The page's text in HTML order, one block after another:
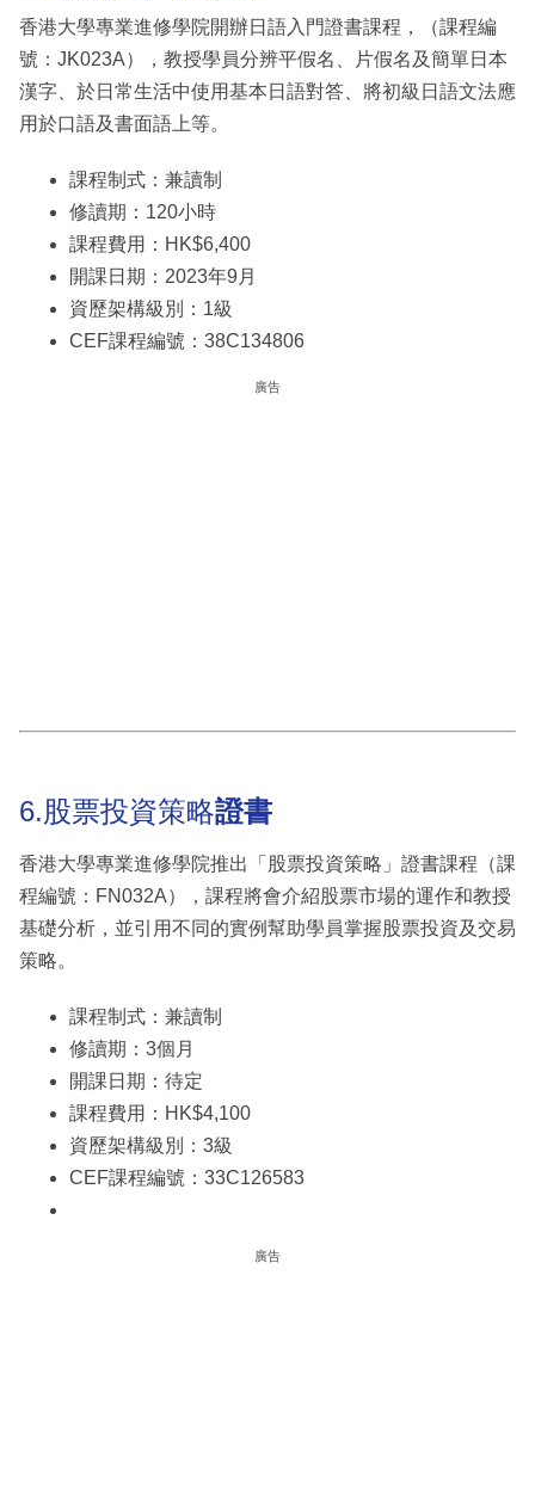
香港大學專業進修學院開辦日語入門證書課程，（課程編
號：JK023A），教授學員分辨平假名、片假名及簡單日本
漢字、於日常生活中使用基本日語對答、將初級日語文法應
用於口語及書面語上等。
課程制式：兼讀制
修讀期：120小時
課程費用：HK$6,400
開課日期：2023年9月
資歷架構級別：1級
CEF課程編號：38C134806
廣告
6.股票投資策略證書
香港大學專業進修學院推出「股票投資策略」證書課程（課
程編號：FN032A），課程將會介紹股票市場的運作和教授
基礎分析，並引用不同的實例幫助學員掌握股票投資及交易
策略。
課程制式：兼讀制
修讀期：3個月
開課日期：待定
課程費用：HK$4,100
資歷架構級別：3級
CEF課程編號：33C126583
廣告